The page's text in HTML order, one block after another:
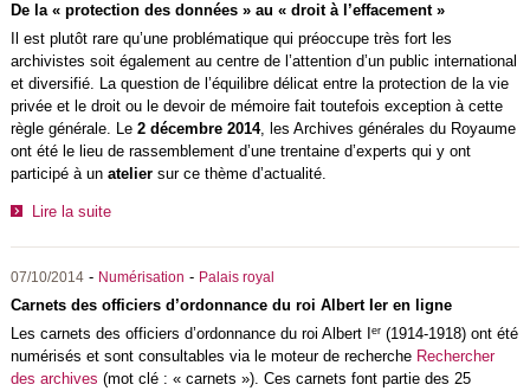
De la « protection des données » au « droit à l’effacement »
Il est plutôt rare qu’une problématique qui préoccupe très fort les
archivistes soit également au centre de l’attention d’un public international
et diversifié. La question de l’équilibre délicat entre la protection de la vie
privée et le droit ou le devoir de mémoire fait toutefois exception à cette
règle générale. Le 2 décembre 2014, les Archives générales du Royaume
ont été le lieu de rassemblement d’une trentaine d’experts qui y ont
participé à un ateliersur ce thème d’actualité.
Lire la suite
07/10/2014- Numérisation - Palais royal
Carnets des officiers d’ordonnance du roi Albert Ier en ligne
Les carnets des officiers d’ordonnance du roi Albert I
er(1914-1918) ont été
numérisés et sont consultables via le moteur de recherche Rechercher
des archives (mot clé : « carnets »). Ces carnets font partie des 25